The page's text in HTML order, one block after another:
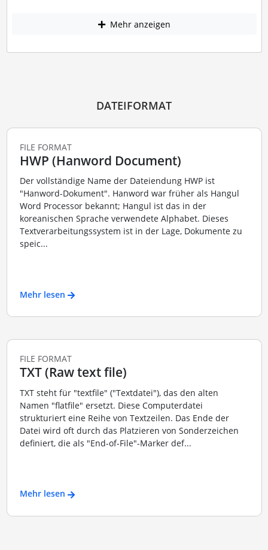
Mehr anzeigen
DATEIFORMAT
FILE FORMAT
HWP (Hanword Document)
Der vollständige Name der Dateiendung HWP ist
"Hanword-Dokument". Hanword war früher als Hangul
Word Processor bekannt; Hangul ist das in der
koreanischen Sprache verwendete Alphabet. Dieses
Textverarbeitungssystem ist in der Lage, Dokumente zu
speic...
Mehr lesen
FILE FORMAT
TXT (Raw text file)
TXT steht für "textfile" ("Textdatei"), das den alten
Namen "flatfile" ersetzt. Diese Computerdatei
strukturiert eine Reihe von Textzeilen. Das Ende der
Datei wird oft durch das Platzieren von Sonderzeichen
definiert, die als "End-of-File"-Marker def...
Mehr lesen